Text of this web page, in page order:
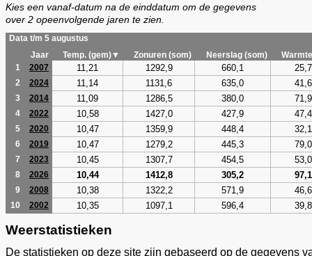
Kies een vanaf-datum na de einddatum om de gegevens
over 2 opeenvolgende jaren te zien.
Data t/m 5 augustus
Jaar
Temp. (gem)▼ Zonuren (som) Neerslag (som)
1
2007 11,21 1292,9 660,1 25,7
2 2024 11,14 1131,6 635,0 41,6
3 2014 11,09 1286,5 380,0 71,9
4 2022 10,58 1427,0 427,9 47,4
5 2020 10,47 1359,9 448,4 32,1
6 2019 10,47 1279,2 445,3 79,0
7 2023 10,45 1307,7 454,5 53,0
8 2026 10,44 1412,8 305,2 97,1
9 2008 10,38 1322,2 571,9 46,6
10 2002 10,35 1097,1 596,4 39,8
Weerstatistieken
De statistieken op deze site zijn gebaseerd op de gegevens